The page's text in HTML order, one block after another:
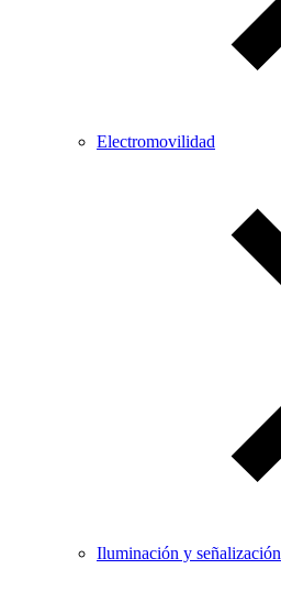
Electromovilidad
Iluminación y señalización